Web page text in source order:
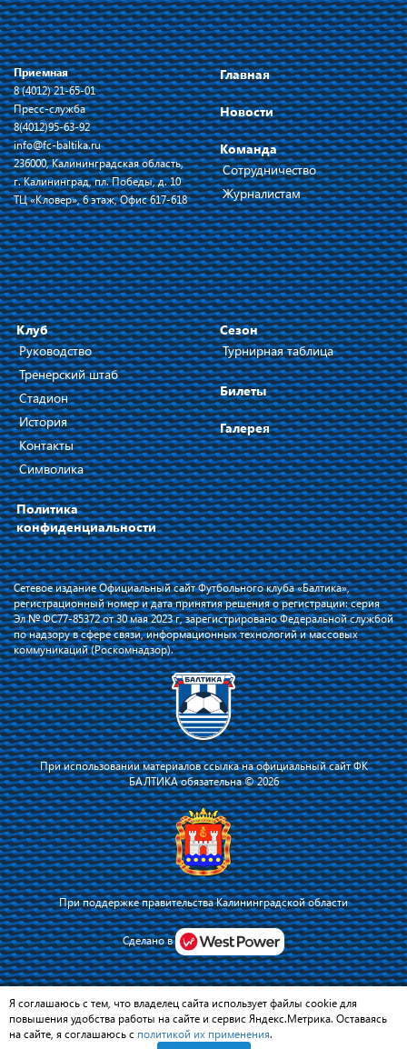
Приемная
8 (4012) 21-65-01
Пресс-служба
8(4012)95-63-92
info@fc-baltika.ru
236000, Калининградская область,
г. Калининград, пл. Победы, д. 10
ТЦ «Кловер», 6 этаж, Офис 617-618
Главная
Новости
Команда
Сотрудничество
Журналистам
Клуб
Руководство
Тренерский штаб
Стадион
История
Контакты
Символика
Политика
конфиденциальности
Сезон
Турнирная таблица
Билеты
Галерея
Сетевое издание Официальный сайт Футбольного клуба «Балтика»,
регистрационный номер и дата принятия решения о регистрации: серия
Эл № ФС77-85372 от 30 мая 2023 г, зарегистрировано Федеральной службой
по надзору в сфере связи, информационных технологий и массовых
коммуникаций (Роскомнадзор).
При использовании материалов ссылка на официальный сайт ФК
БАЛТИКА обязательна © 2026
При поддержке правительства Калининградской области
Сделано в
Я соглашаюсь с тем, что владелец сайта использует файлы cookie для
повышения удобства работы на сайте и сервис Яндекс.Метрика. Оставаясь
на сайте, я соглашаюсь с политикой их применения.